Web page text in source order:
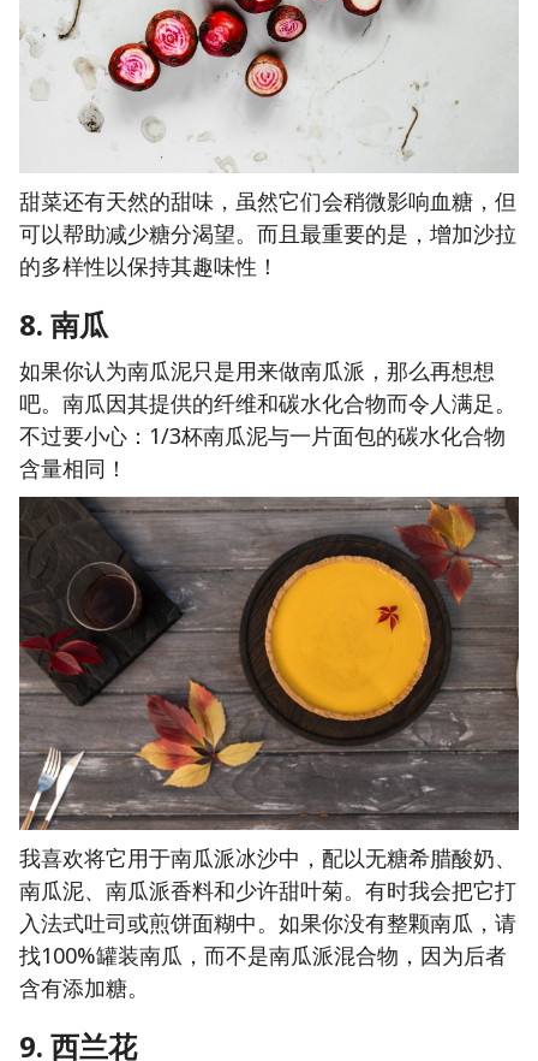
甜菜还有天然的甜味，虽然它们会稍微影响血糖，但
可以帮助减少糖分渴望。而且最重要的是，增加沙拉
的多样性以保持其趣味性！
8. 南瓜
如果你认为南瓜泥只是用来做南瓜派，那么再想想
吧。南瓜因其提供的纤维和碳水化合物而令人满足。
不过要小心：1/3杯南瓜泥与一片面包的碳水化合物
含量相同！
我喜欢将它用于南瓜派冰沙中，配以无糖希腊酸奶、
南瓜泥、南瓜派香料和少许甜叶菊。有时我会把它打
入法式吐司或煎饼面糊中。如果你没有整颗南瓜，请
找100%罐装南瓜，而不是南瓜派混合物，因为后者
含有添加糖。
9. 西兰花